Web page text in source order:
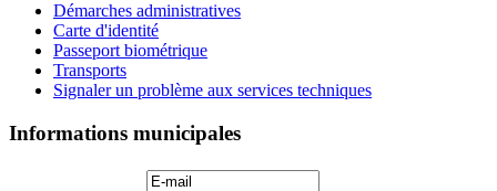
Démarches administratives
Carte d'identité
Passeport biométrique
Transports
Signaler un problème aux services techniques
Informations municipales